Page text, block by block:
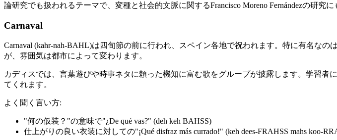
論研究でも扱われるテーマで、変種と社会的文脈に関するFrancisco Moreno Fernándezの研究に
Carnaval
Carnaval (kahr-nah-BAHL)は四旬節の前に行われ、スペイン各地で祝われます。特に有名な
が、雰囲気は都市によって変わります。
カディスでは、言葉遊びや時事ネタに頼った機知に富む歌をグループが披露します。学習
てくれます。
よく聞く言い方:
"何の仮装？"の意味で"¿De qué vas?" (deh keh BAHSS)
仕上がりの良い衣装に対しての"¡Qué disfraz más currado!" (keh dees-FRAHSS mahs koo-